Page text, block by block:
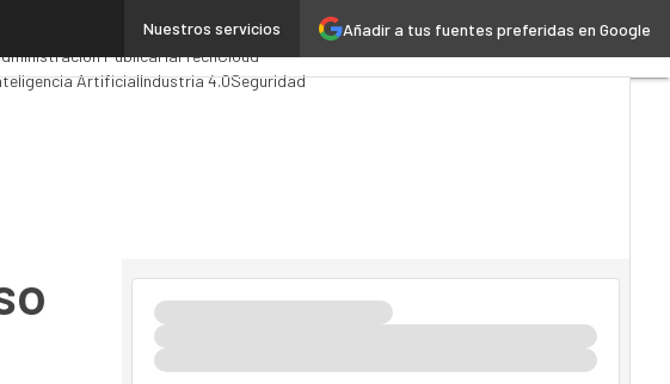
Añadir a tus fuentes preferidas en Google
Nuestros servicios
Analytics
PúblicaMarTechCloud
ArtificialIndustria 4.0Seguridad